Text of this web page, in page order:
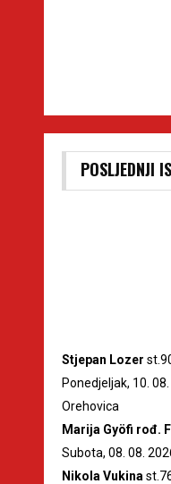
POSLJEDNJI
Stjepan Lozer
Ponedjeljak, 10.
Orehovica
Marija Gyöfi rođ.
Subota, 08. 08.
Nikola Vukina